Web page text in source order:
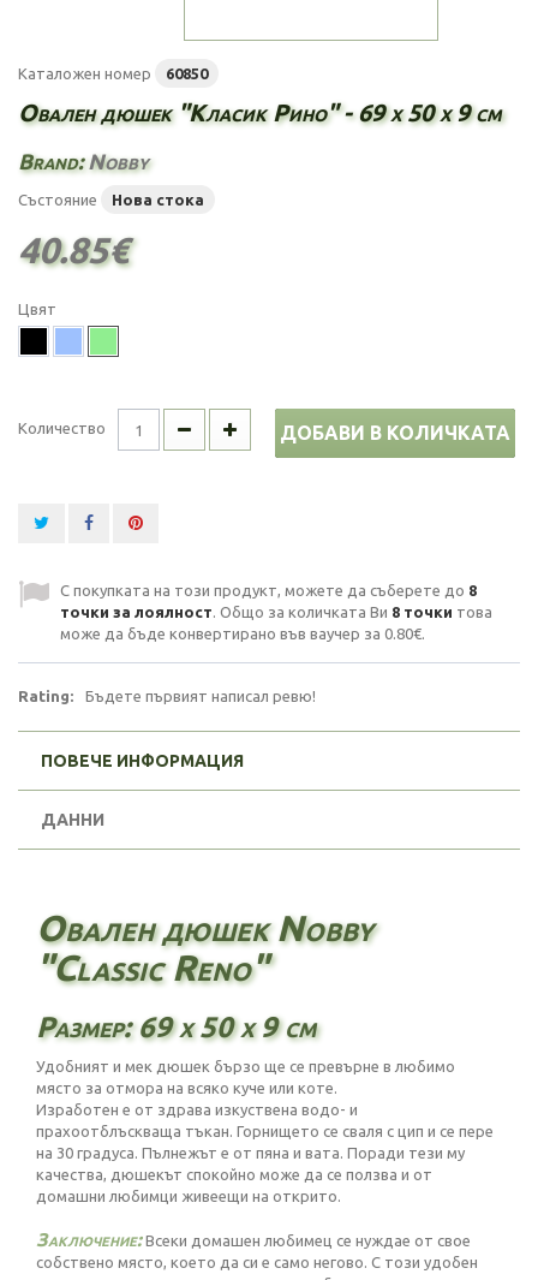
Каталожен номер 60850
Овален дюшек "Класик Рино" - 69 х 50 х 9 см
Brand:Nobby
Състояние Нова стока
40.85€
Цвят
Количество ДОБАВИ В КОЛИЧКАТА
С покупката на този продукт, можете да съберете до 8
точки за лоялност. Общо за количката Ви 8 точки това
може да бъде конвертирано във ваучер за 0.80€.
Rating: Бъдете първият написал ревю!
ПОВЕЧЕ ИНФОРМАЦИЯ
ДАННИ
Овален дюшек Nobby
"Classic Reno"
Размер: 69 х 50 х 9 см
Удобният и мек дюшек бързо ще се превърне в любимо
място за отмора на всяко куче или коте.
Изработен е от здрава изкуствена водо- и
прахоотблъскваща тъкан. Горнището се сваля с цип и се пере
на 30 градуса. Пълнежът е от пяна и вата. Поради тези му
качества, дюшекът спокойно може да се ползва и от
домашни любимци живеещи на открито.
Заключение:Всеки домашен любимец се нуждае от свое
собствено място, което да си е само негово. С този удобен